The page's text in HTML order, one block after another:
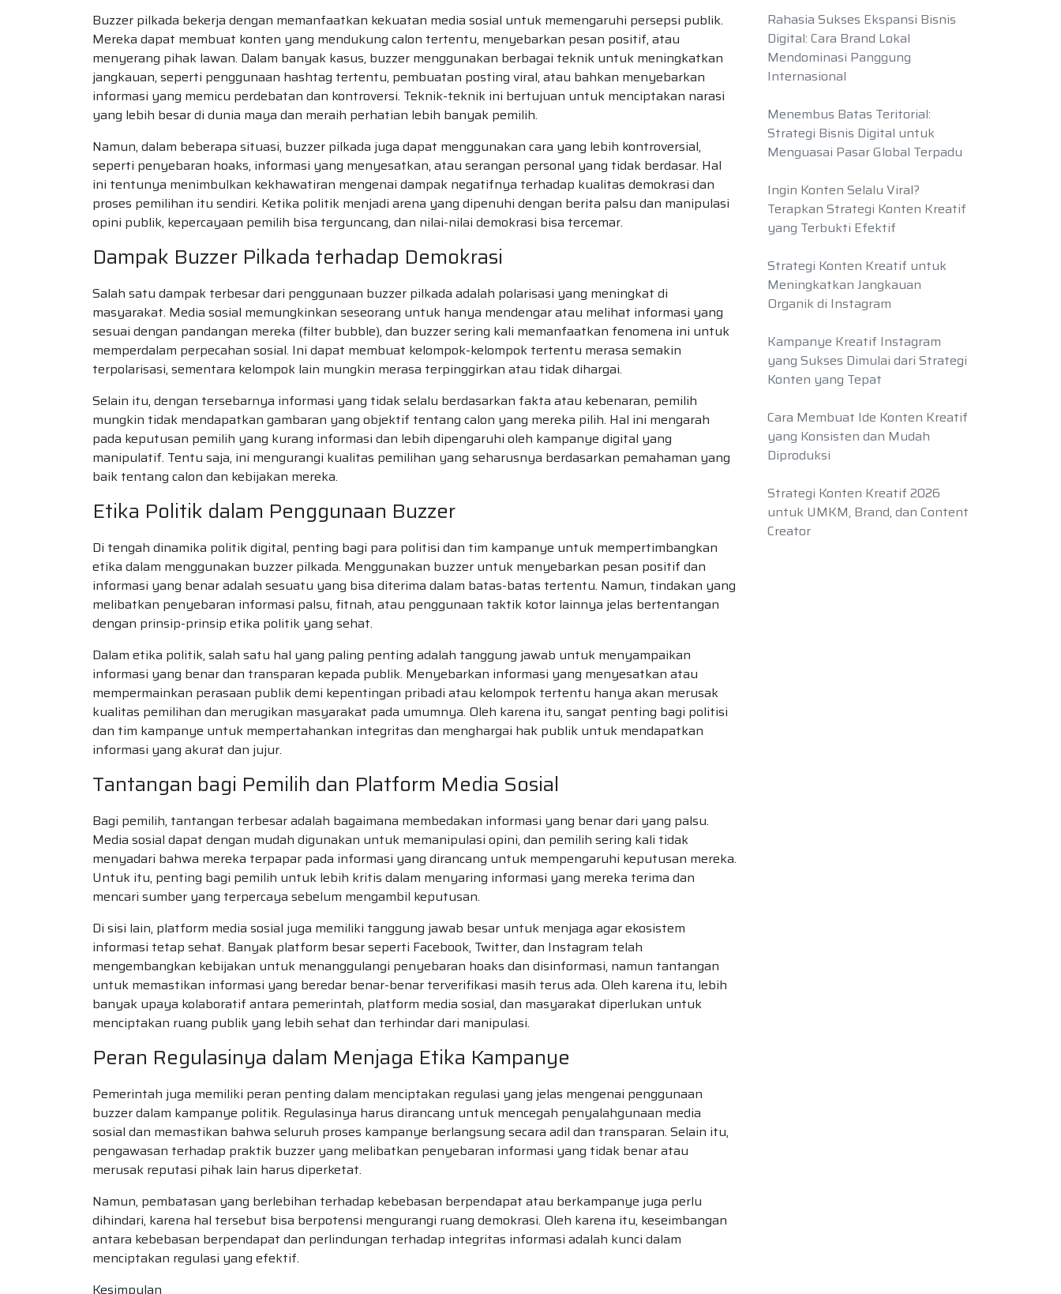
Buzzer pilkada bekerja dengan memanfaatkan kekuatan media sosial untuk memengaruhi persepsi publik.
Mereka dapat membuat konten yang mendukung calon tertentu, menyebarkan pesan positif, atau
menyerang pihak lawan. Dalam banyak kasus, buzzer menggunakan berbagai teknik untuk meningkatkan
jangkauan, seperti penggunaan hashtag tertentu, pembuatan posting viral, atau bahkan menyebarkan
informasi yang memicu perdebatan dan kontroversi. Teknik-teknik ini bertujuan untuk menciptakan narasi
yang lebih besar di dunia maya dan meraih perhatian lebih banyak pemilih.
Namun, dalam beberapa situasi, buzzer pilkada juga dapat menggunakan cara yang lebih kontroversial,
seperti penyebaran hoaks, informasi yang menyesatkan, atau serangan personal yang tidak berdasar. Hal
ini tentunya menimbulkan kekhawatiran mengenai dampak negatifnya terhadap kualitas demokrasi dan
proses pemilihan itu sendiri. Ketika politik menjadi arena yang dipenuhi dengan berita palsu dan manipulasi
opini publik, kepercayaan pemilih bisa terguncang, dan nilai-nilai demokrasi bisa tercemar.
Dampak Buzzer Pilkada terhadap Demokrasi
Salah satu dampak terbesar dari penggunaan buzzer pilkada adalah polarisasi yang meningkat di
masyarakat. Media sosial memungkinkan seseorang untuk hanya mendengar atau melihat informasi yang
sesuai dengan pandangan mereka (filter bubble), dan buzzer sering kali memanfaatkan fenomena ini untuk
memperdalam perpecahan sosial. Ini dapat membuat kelompok-kelompok tertentu merasa semakin
terpolarisasi, sementara kelompok lain mungkin merasa terpinggirkan atau tidak dihargai.
Selain itu, dengan tersebarnya informasi yang tidak selalu berdasarkan fakta atau kebenaran, pemilih
mungkin tidak mendapatkan gambaran yang objektif tentang calon yang mereka pilih. Hal ini mengarah
pada keputusan pemilih yang kurang informasi dan lebih dipengaruhi oleh kampanye digital yang
manipulatif. Tentu saja, ini mengurangi kualitas pemilihan yang seharusnya berdasarkan pemahaman yang
baik tentang calon dan kebijakan mereka.
Etika Politik dalam Penggunaan Buzzer
Di tengah dinamika politik digital, penting bagi para politisi dan tim kampanye untuk mempertimbangkan
etika dalam menggunakan buzzer pilkada. Menggunakan buzzer untuk menyebarkan pesan positif dan
informasi yang benar adalah sesuatu yang bisa diterima dalam batas-batas tertentu. Namun, tindakan yang
melibatkan penyebaran informasi palsu, fitnah, atau penggunaan taktik kotor lainnya jelas bertentangan
dengan prinsip-prinsip etika politik yang sehat.
Dalam etika politik, salah satu hal yang paling penting adalah tanggung jawab untuk menyampaikan
informasi yang benar dan transparan kepada publik. Menyebarkan informasi yang menyesatkan atau
mempermainkan perasaan publik demi kepentingan pribadi atau kelompok tertentu hanya akan merusak
kualitas pemilihan dan merugikan masyarakat pada umumnya. Oleh karena itu, sangat penting bagi politisi
dan tim kampanye untuk mempertahankan integritas dan menghargai hak publik untuk mendapatkan
informasi yang akurat dan jujur.
Tantangan bagi Pemilih dan Platform Media Sosial
Bagi pemilih, tantangan terbesar adalah bagaimana membedakan informasi yang benar dari yang palsu.
Media sosial dapat dengan mudah digunakan untuk memanipulasi opini, dan pemilih sering kali tidak
menyadari bahwa mereka terpapar pada informasi yang dirancang untuk mempengaruhi keputusan mereka.
Untuk itu, penting bagi pemilih untuk lebih kritis dalam menyaring informasi yang mereka terima dan
mencari sumber yang terpercaya sebelum mengambil keputusan.
Di sisi lain, platform media sosial juga memiliki tanggung jawab besar untuk menjaga agar ekosistem
informasi tetap sehat. Banyak platform besar seperti Facebook, Twitter, dan Instagram telah
mengembangkan kebijakan untuk menanggulangi penyebaran hoaks dan disinformasi, namun tantangan
untuk memastikan informasi yang beredar benar-benar terverifikasi masih terus ada. Oleh karena itu, lebih
banyak upaya kolaboratif antara pemerintah, platform media sosial, dan masyarakat diperlukan untuk
menciptakan ruang publik yang lebih sehat dan terhindar dari manipulasi.
Peran Regulasinya dalam Menjaga Etika Kampanye
Pemerintah juga memiliki peran penting dalam menciptakan regulasi yang jelas mengenai penggunaan
buzzer dalam kampanye politik. Regulasinya harus dirancang untuk mencegah penyalahgunaan media
sosial dan memastikan bahwa seluruh proses kampanye berlangsung secara adil dan transparan. Selain itu,
pengawasan terhadap praktik buzzer yang melibatkan penyebaran informasi yang tidak benar atau
merusak reputasi pihak lain harus diperketat.
Namun, pembatasan yang berlebihan terhadap kebebasan berpendapat atau berkampanye juga perlu
dihindari, karena hal tersebut bisa berpotensi mengurangi ruang demokrasi. Oleh karena itu, keseimbangan
antara kebebasan berpendapat dan perlindungan terhadap integritas informasi adalah kunci dalam
menciptakan regulasi yang efektif.
Kesimpulan
Rahasia Sukses Ekspansi Bisnis
Digital: Cara Brand Lokal
Mendominasi Panggung
Internasional
Menembus Batas Teritorial:
Strategi Bisnis Digital untuk
Menguasai Pasar Global Terpadu
Ingin Konten Selalu Viral?
Terapkan Strategi Konten Kreatif
yang Terbukti Efektif
Strategi Konten Kreatif untuk
Meningkatkan Jangkauan
Organik di Instagram
Kampanye Kreatif Instagram
yang Sukses Dimulai dari Strategi
Konten yang Tepat
Cara Membuat Ide Konten Kreatif
yang Konsisten dan Mudah
Diproduksi
Strategi Konten Kreatif 2026
untuk UMKM, Brand, dan Content
Creator